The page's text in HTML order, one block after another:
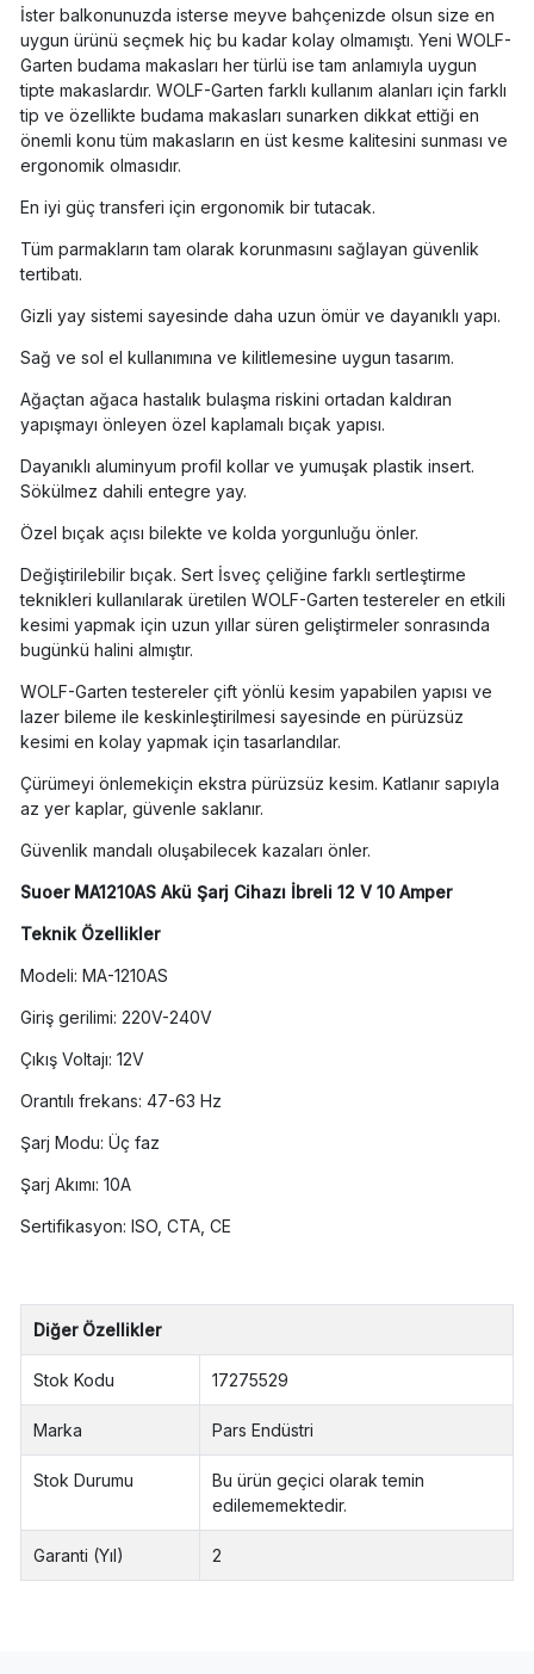
İster balkonunuzda isterse meyve bahçenizde olsun size en
uygun ürünü seçmek hiç bu kadar kolay olmamıştı. Yeni WOLF-
Garten budama makasları her türlü ise tam anlamıyla uygun
tipte makaslardır. WOLF-Garten farklı kullanım alanları için farklı
tip ve özellikte budama makasları sunarken dikkat ettiği en
önemli konu tüm makasların en üst kesme kalitesini sunması ve
ergonomik olmasıdır.
En iyi güç transferi için ergonomik bir tutacak.
Tüm parmakların tam olarak korunmasını sağlayan güvenlik
tertibatı.
Gizli yay sistemi sayesinde daha uzun ömür ve dayanıklı yapı.
Sağ ve sol el kullanımına ve kilitlemesine uygun tasarım.
Ağaçtan ağaca hastalık bulaşma riskini ortadan kaldıran
yapışmayı önleyen özel kaplamalı bıçak yapısı.
Dayanıklı aluminyum profil kollar ve yumuşak plastik insert.
Sökülmez dahili entegre yay.
Özel bıçak açısı bilekte ve kolda yorgunluğu önler.
Değiştirilebilir bıçak. Sert İsveç çeliğine farklı sertleştirme
teknikleri kullanılarak üretilen WOLF-Garten testereler en etkili
kesimi yapmak için uzun yıllar süren geliştirmeler sonrasında
bugünkü halini almıştır.
WOLF-Garten testereler çift yönlü kesim yapabilen yapısı ve
lazer bileme ile keskinleştirilmesi sayesinde en pürüzsüz
kesimi en kolay yapmak için tasarlandılar.
Çürümeyi önlemekiçin ekstra pürüzsüz kesim. Katlanır sapıyla
az yer kaplar, güvenle saklanır.
Güvenlik mandalı oluşabilecek kazaları önler.
Suoer MA1210AS Akü Şarj Cihazı İbreli 12 V 10 Amper
Teknik Özellikler
Modeli: MA-1210AS
Giriş gerilimi: 220V-240V
Çıkış Voltajı: 12V
Orantılı frekans: 47-63 Hz
Şarj Modu: Üç faz
Şarj Akımı: 10A
Sertifikasyon: ISO, CTA, CE
Diğer Özellikler
Stok Kodu 17275529
Marka Pars Endüstri
Stok Durumu
Bu ürün geçici olarak temin
edilememektedir.
Garanti (Yıl) 2